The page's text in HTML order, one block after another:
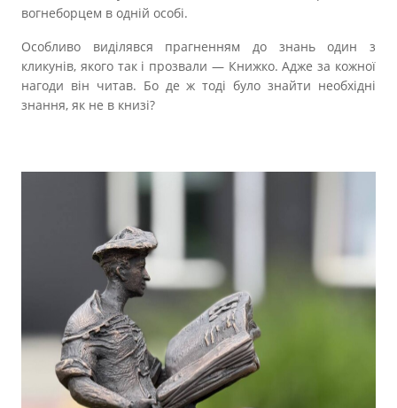
вогнеборцем в одній особі.
Особливо виділявся прагненням до знань один з
кликунів, якого так і прозвали — Книжко. Адже за кожної
нагоди він читав. Бо де ж тоді було знайти необхідні
знання, як не в книзі?